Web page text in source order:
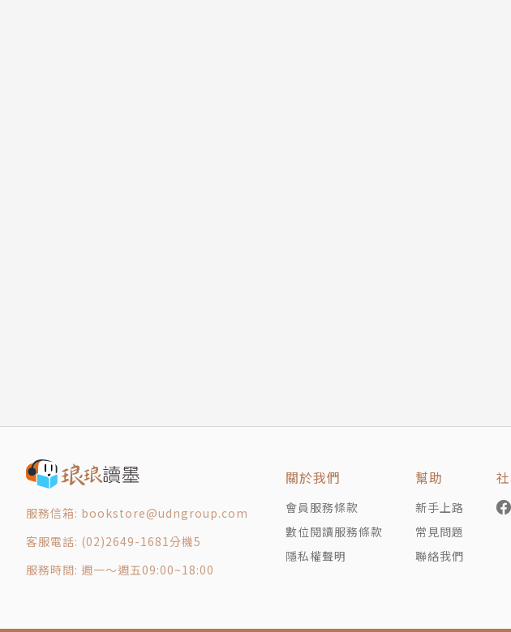
美化身體曲線，提升身體的機能！常常做更能維持良好體態，向病痛說
【專業推薦】
◎「人類是唯一站立行動的動物，所以人的脊椎所承受的重量也特別的重
服務信箱: bookstore@udngroup.com
客服電話: (02)2649-1681分機5
服務時間: 週一～週五09:00~18:00
關於我們
會員服務條款
數位閱讀服務條款
隱私權聲明
幫助
新手上路
常見問題
聯絡我們